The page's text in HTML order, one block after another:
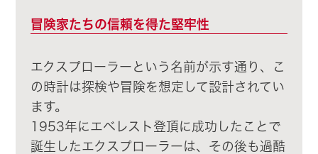
冒険家たちの信頼を得た堅牢性
エクスプローラーという名前が示す通り、こ
の時計は探検や冒険を想定して設計されてい
ます。
1953年にエベレスト登頂に成功したことで
誕生したエクスプローラーは、その後も過酷